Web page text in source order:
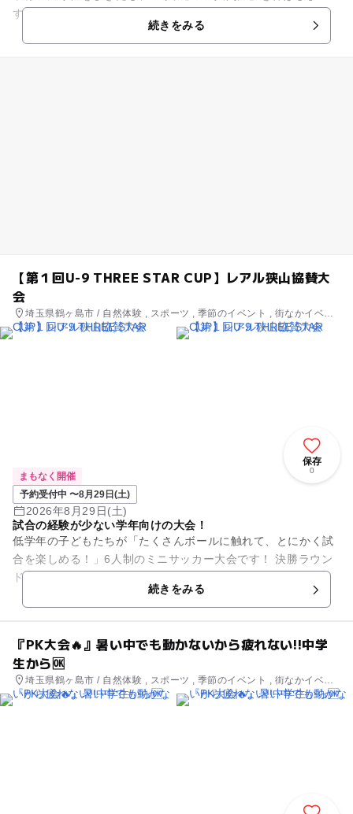
す！】 ●園や他の習い事では体験できない、実験アクティビテ
続きをみる
【第１回U-9 THREE STAR CUP】レアル狭山協賛大
会
埼玉県鶴ヶ島市 / 自然体験 , スポーツ , 季節のイベント , 街なかイベン
ト , ミニイベント
保存
0
まもなく開催
予約受付中 〜8月29日(土)
2026年8月29日(土)
試合の経験が少ない学年向けの大会！
低学年の子どもたちが「たくさんボールに触れて、とにかく試
合を楽しめる！」6人制のミニサッカー大会です！ 決勝ラウン
ドはコート３面のフルコートで8人制で行います！ 開催時間
続きをみる
『PK大会🔥』暑い中でも動かないから疲れない!!中学
生から🆗
埼玉県鶴ヶ島市 / 自然体験 , スポーツ , 季節のイベント , 街なかイベン
ト , ミニイベント